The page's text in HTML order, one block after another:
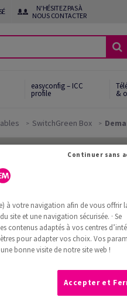
N'HÉSITEZ PAS À
NOUS CONTACTER
easyconfig – ICC
profile &
SwitchGreen Box
à votre navigation afin de vous offrir
site et une navigation sécurisée. · Se
contenus adaptés à vos centres
pour adapter vos choix. Vos
bonne visite de notre site web !
Accepter et